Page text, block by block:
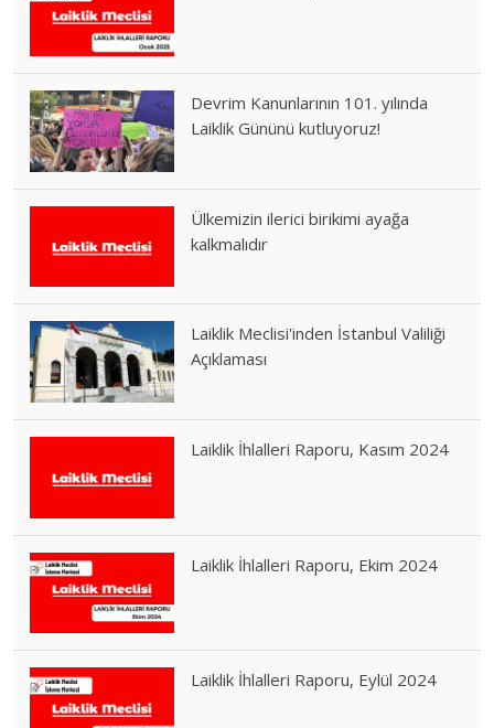
Devrim Kanunlarının 101. yılında
Laiklik Gününü kutluyoruz!
Ülkemizin ilerici birikimi ayağa
kalkmalıdır
Laiklik Meclisi'inden İstanbul Valiliği
Açıklaması
Laiklik İhlalleri Raporu, Kasım 2024
Laiklik İhlalleri Raporu, Ekim 2024
Laiklik İhlalleri Raporu, Eylül 2024